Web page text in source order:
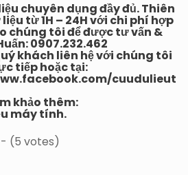
chuyên dụng đầy đủ. Thiên
từ 1H – 24H với chi phí hợp
chúng tôi để được tư vấn &
0907.232.462
khách liên hệ với chúng tôi
tiếp hoặc tại:
cuudulieut
khảo thêm:
máy tính.
(5 votes)